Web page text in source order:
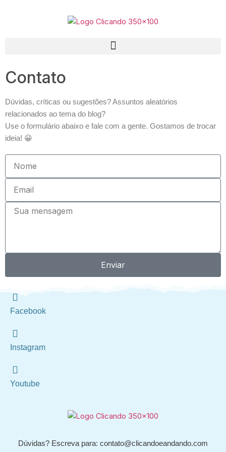
Contato
Dúvidas, críticas ou sugestões? Assuntos aleatórios
relacionados ao tema do blog?
Use o formulário abaixo e fale com a gente. Gostamos de trocar
ideia! 😀
Enviar
Facebook
Instagram
Youtube
Dúvidas? Escreva para: contato@clicandoeandando.com